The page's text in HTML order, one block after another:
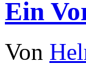
Ein
Von